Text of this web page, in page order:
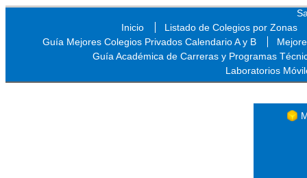
Inicio
Listado de Colegios por Zonas
Guía Mejores Colegios Privados Calendario A y B
Guía Académica de Carreras y Programas
Laboratorios